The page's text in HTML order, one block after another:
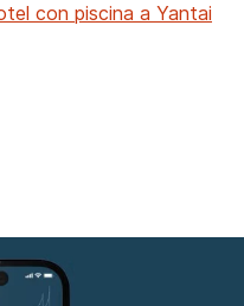
con piscina a Yantai